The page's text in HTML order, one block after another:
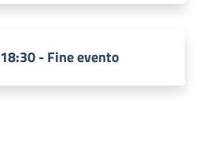
18:30 - Fine evento